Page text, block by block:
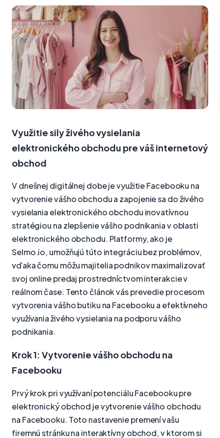
Využitie sily živého vysielania
elektronického obchodu pre váš internetový
obchod
V dnešnej digitálnej dobe je využitie Facebooku na
vytvorenie vášho obchodu a zapojenie sa do živého
vysielania elektronického obchodu inovatívnou
stratégiou na zlepšenie vášho podnikania v oblasti
elektronického obchodu. Platformy, ako je
Selmo.io, umožňujú túto integráciu bez problémov,
vďaka čomu môžu majitelia podnikov maximalizovať
svoj online predaj prostredníctvom interakcie v
reálnom čase. Tento článok vás prevedie procesom
vytvorenia vášho butiku na Facebooku a efektívneho
využívania živého vysielania na podporu vášho
podnikania.
Krok 1: Vytvorenie vášho obchodu na
Facebooku
Prvý krok pri využívaní potenciálu Facebooku pre
elektronický obchod je vytvorenie vášho obchodu
na Facebooku. Toto nastavenie premení vašu
firemnú stránku na interaktívny obchod, v ktorom si